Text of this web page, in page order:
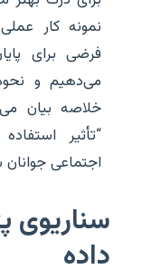
نمونه کار
فرضی برای
می‌دهیم و
خلاصه بیان
“تأثیر
اجتماعی
داده